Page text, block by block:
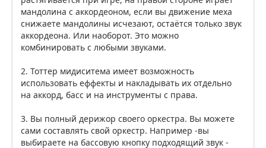
мандолина с аккордеоном, если вы движение меха
снижаете мандолины исчезают, остаётся только звук
аккордеона. Или наоборот. Это можно
комбинировать с любыми звуками.
2. Тоттер мидиситема имеет возможность
использовать еффекты и накладывать их отдельно
на аккорд, басс и на инструменты с права.
3. Вы полный дерижор своего оркестра. Вы можете
сами составлять свой оркестр. Например -вы
выбираете на бассовую кнопку подходящий звук -